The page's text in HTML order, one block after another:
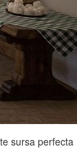
sursa perfecta